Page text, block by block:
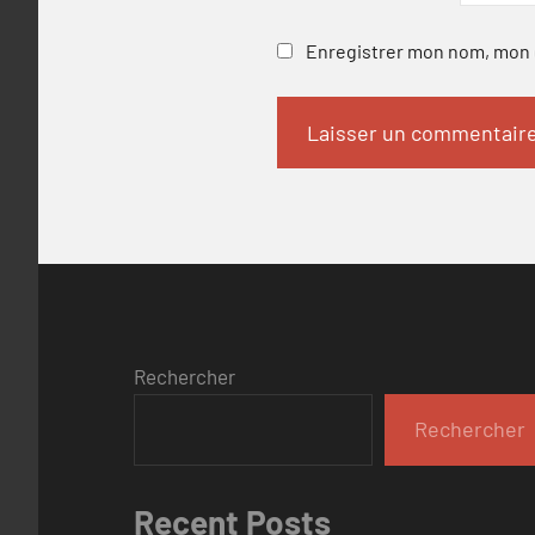
Enregistrer mon nom,
Rechercher
Rechercher
Recent Posts